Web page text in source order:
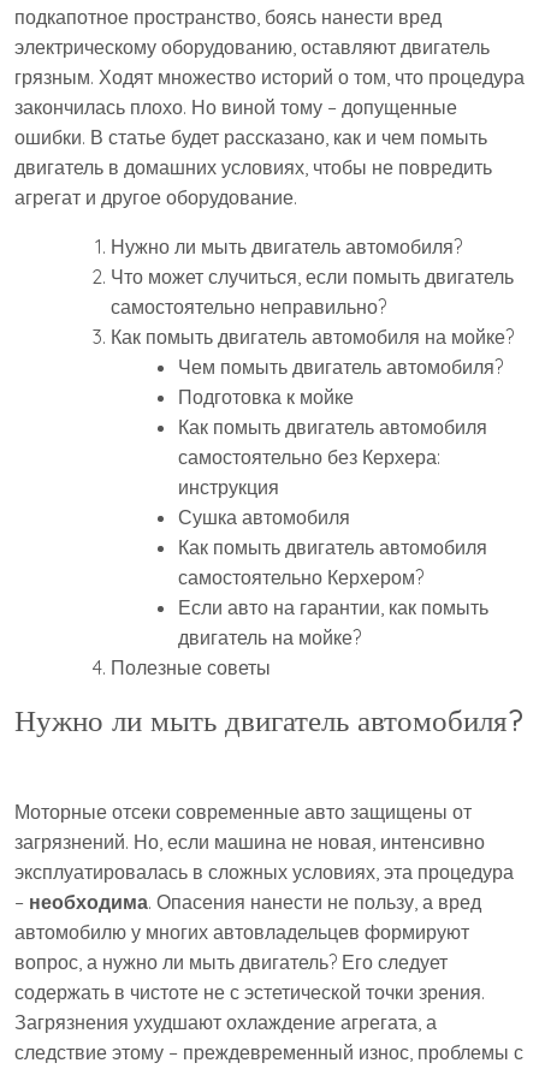
подкапотное пространство, боясь нанести вред
электрическому оборудованию, оставляют двигатель
грязным. Ходят множество историй о том, что процедура
закончилась плохо. Но виной тому – допущенные
ошибки. В статье будет рассказано, как и чем помыть
двигатель в домашних условиях, чтобы не повредить
агрегат и другое оборудование.
Нужно ли мыть двигатель автомобиля?
Что может случиться, если помыть двигатель
самостоятельно неправильно?
Как помыть двигатель автомобиля на мойке?
Чем помыть двигатель автомобиля?
Подготовка к мойке
Как помыть двигатель автомобиля
самостоятельно без Керхера:
инструкция
Сушка автомобиля
Как помыть двигатель автомобиля
самостоятельно Керхером?
Если авто на гарантии, как помыть
двигатель на мойке?
Полезные советы
Нужно ли мыть двигатель автомобиля?
Моторные отсеки современные авто защищены от
загрязнений. Но, если машина не новая, интенсивно
эксплуатировалась в сложных условиях, эта процедура
– необходима. Опасения нанести не пользу, а вред
автомобилю у многих автовладельцев формируют
вопрос, а нужно ли мыть двигатель? Его следует
содержать в чистоте не с эстетической точки зрения.
Загрязнения ухудшают охлаждение агрегата, а
следствие этому – преждевременный износ, проблемы с